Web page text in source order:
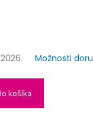
Možnosti
košíka